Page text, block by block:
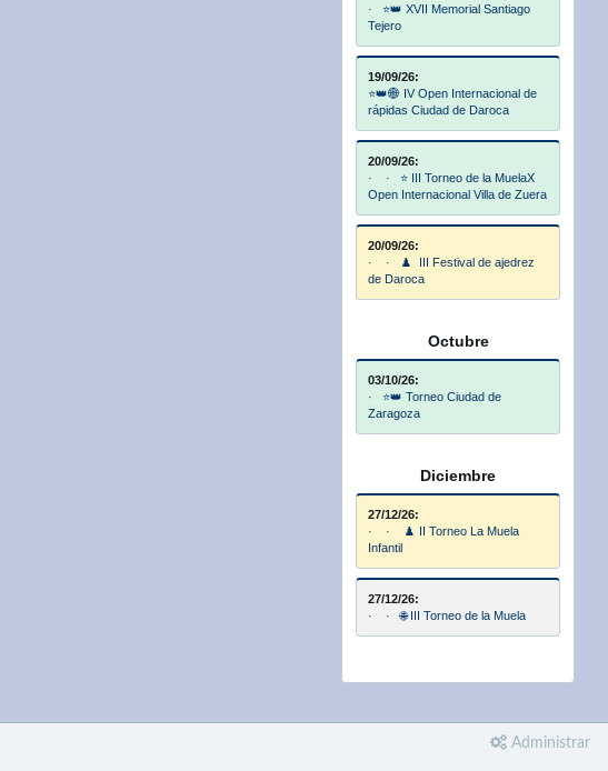
· ⭐👑 XVII Memorial Santiago
Tejero
19/09/26:
⭐👑🌐 IV Open Internacional de
rápidas Ciudad de Daroca
20/09/26:
· · ⭐ III Torneo de la MuelaX
Open Internacional Villa de Zuera
20/09/26:
· · ♟️ III Festival de ajedrez
de Daroca
Octubre
03/10/26:
· ⭐👑 Torneo Ciudad de
Zaragoza
Diciembre
27/12/26:
· · ♟️ II Torneo La Muela
Infantil
27/12/26:
· · 🌐 III Torneo de la Muela
Administrar